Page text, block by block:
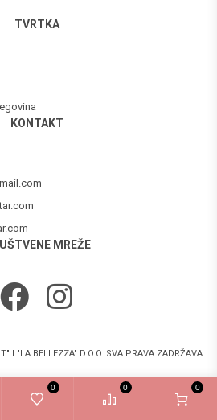
TVRTKA
KONTAKT
MREŽE
I"LA BELLEZZA" D.O.O. SVA PRAVA ZADRŽAVA
0 0 0